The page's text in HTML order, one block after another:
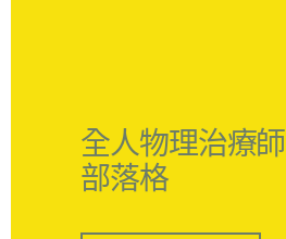
全人物理治療師
部落格